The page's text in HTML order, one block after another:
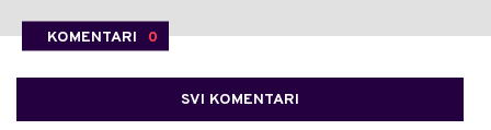
KOMENTARI 0
SVI KOMENTARI